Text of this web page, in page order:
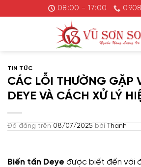
đến
08:00 - 17:00
TIN TỨC
CÁC LỖI THƯỜNG GẶP
DEYE VÀ CÁCH XỬ LÝ
Đã đăng trên 08/07/2025 bởi Thạnh
Biến tần Deye được biết đến với